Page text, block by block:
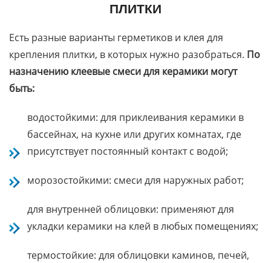
ПЛИТКИ
Есть разные варианты герметиков и клея для
крепления плитки, в которых нужно разобраться. По
назначению клеевые смеси для керамики могут
быть:
водостойкими: для приклеивания керамики в
бассейнах, на кухне или других комнатах, где
присутствует постоянный контакт с водой;
морозостойкими: смеси для наружных работ;
для внутренней облицовки: применяют для
укладки керамики на клей в любых помещениях;
термостойкие: для облицовки каминов, печей,